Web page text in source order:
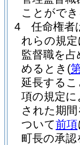
ことがで
4
任命権者
れらの規
監督職を
めるとき (
延長する
項の規定
された期
ついて前項
町長の承